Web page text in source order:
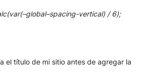
vertical) / 6);
el título de mi sitio antes de agregar la